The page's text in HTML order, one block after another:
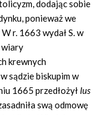
dodając sobie
ponieważ we
r. 1663 wydał S. w
wiary
krewnych
sądzie biskupim w
1665 przedłożył Ius
swą odmowę